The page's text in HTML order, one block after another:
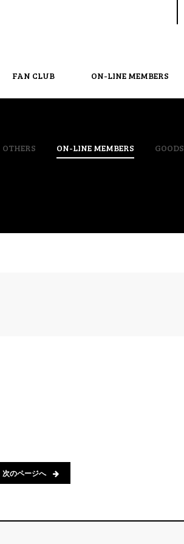
FAN CLUB ON-LINE MEMBERS
OTHERS ON-LINE MEMBERS GOODS
次のページへ